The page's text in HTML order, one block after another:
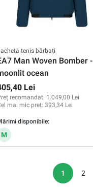
tenis bărbați
Man Woven Bomber -
ocean
Lei
recomandat: 1.049,00 Lei
mai mic preț: 393,34 Lei
disponibile:
M
1 2